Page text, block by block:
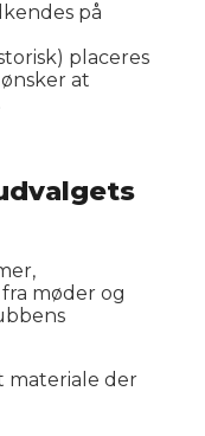
på
placeres
at
møder og
materiale der